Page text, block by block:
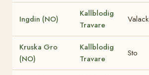
Ingdin (NO)
Kallblodig
Travare
Valack
Kruska Gro
(NO)
Kallblodig
Travare
Sto